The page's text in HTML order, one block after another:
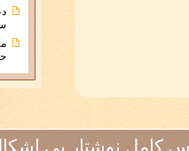
کامل نوشتار بی